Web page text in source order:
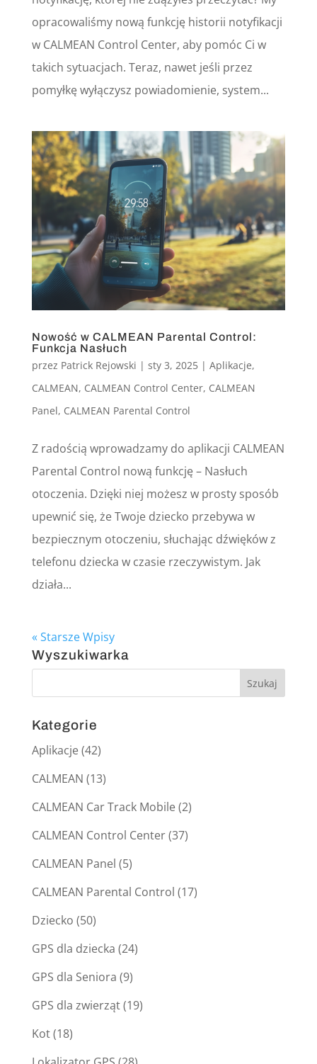
opracowaliśmy nową funkcję historii notyfikacji
w CALMEAN Control Center, aby pomóc Ci w
takich sytuacjach. Teraz, nawet jeśli przez
pomyłkę wyłączysz powiadomienie, system...
Nowość w CALMEAN Parental Control:
Funkcja Nasłuch
przez Patrick Rejowski | sty 3, 2025| Aplikacje,
CALMEAN, CALMEAN Control Center, CALMEAN
Panel, CALMEAN Parental Control
Z radością wprowadzamy do aplikacji CALMEAN
Parental Control nową funkcję – Nasłuch
otoczenia. Dzięki niej możesz w prosty sposób
upewnić się, że Twoje dziecko przebywa w
bezpiecznym otoczeniu, słuchając dźwięków z
telefonu dziecka w czasie rzeczywistym. Jak
działa...
« Starsze Wpisy
Wyszukiwarka
Kategorie
Aplikacje(42)
CALMEAN (13)
CALMEAN Car Track Mobile(2)
CALMEAN Control Center(37)
CALMEAN Panel (5)
CALMEAN Parental Control (17)
Dziecko (50)
GPS dla dziecka (24)
GPS dla Seniora (9)
GPS dla zwierząt(19)
Kot(18)